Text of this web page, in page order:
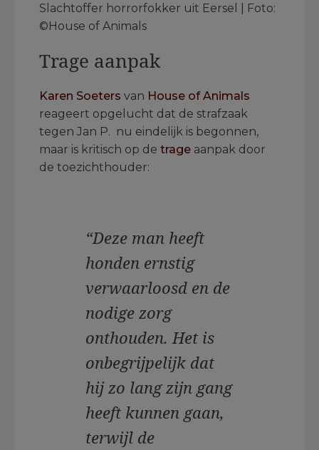
Slachtoffer horrorfokker uit Eersel | Foto:
©House of Animals
Trage aanpak
Karen Soeters van House of Animals
reageert opgelucht dat de strafzaak
tegen Jan P. nu eindelijk is begonnen,
maar is kritisch op de trage aanpak door
de toezichthouder:
“Deze man heeft
honden ernstig
verwaarloosd en de
nodige zorg
onthouden. Het is
onbegrijpelijk dat
hij zo lang zijn gang
heeft kunnen gaan,
terwijl de